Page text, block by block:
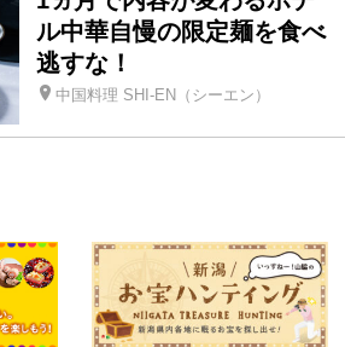
ル中華自慢の限定麺を食べ
逃すな！
中国料理 SHI-EN（シーエン）